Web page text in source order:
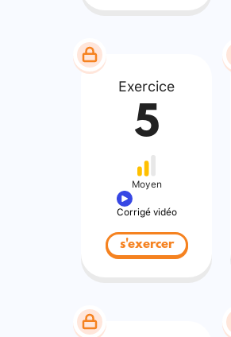
Exercice
5
Moyen
Corrigé vidéo
s'exercer